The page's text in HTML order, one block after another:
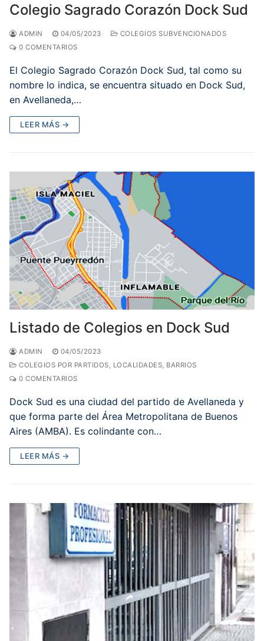
Colegio Sagrado Corazón Dock Sud
ADMIN 04/05/2023
COLEGIOS SUBVENCIONADOS
0 COMENTARIOS
El Colegio Sagrado Corazón Dock Sud, tal como su
nombre lo indica, se encuentra situado en Dock Sud,
en Avellaneda,…
LEER MÁS →
Listado de Colegios en Dock Sud
ADMIN
04/05/2023
COLEGIOS POR PARTIDOS, LOCALIDADES, BARRIOS
0 COMENTARIOS
Dock Sud es una ciudad del partido de Avellaneda y
que forma parte del Área Metropolitana de Buenos
Aires (AMBA). Es colindante con…
LEER MÁS →